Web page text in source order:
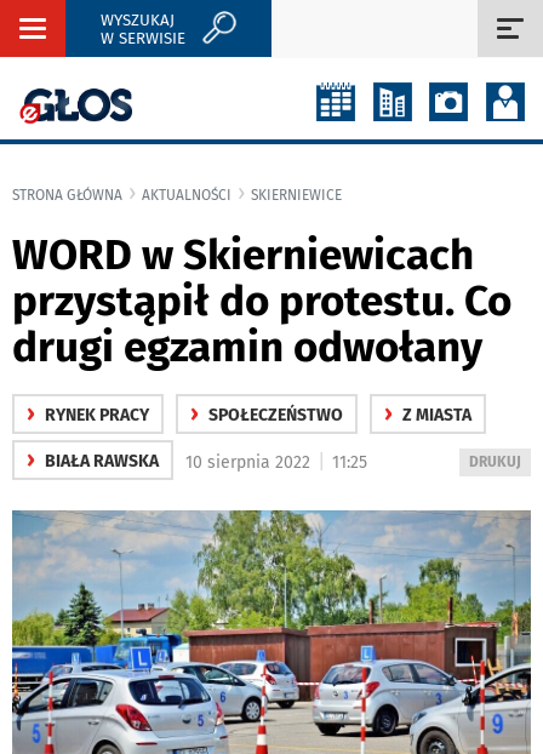
Rozwiń
WYSZUKAJ
W SERWISIE
STRONA GŁÓWNA AKTUALNOŚCI SKIERNIEWICE
WORD w Skierniewicach
przystąpił do protestu. Co
drugi egzamin odwołany
› RYNEK PRACY › SPOŁECZEŃSTWO › Z MIASTA
› BIAŁA RAWSKA
WYDRUKUJ
DRUKUJ
10 sierpnia 2022 11:25